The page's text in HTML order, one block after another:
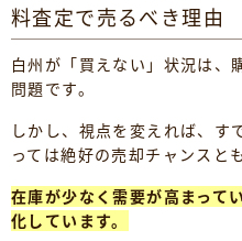
料査定で売るべき理由
白州が「買えない」状況は、
問題です。
しかし、視点を変えれば、す
っては絶好の売却チャンスと
在庫が少なく需要が高まって
化しています。